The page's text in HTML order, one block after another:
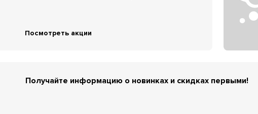
Посмотреть акции
Получайте информацию о новинках и скидках первыми!